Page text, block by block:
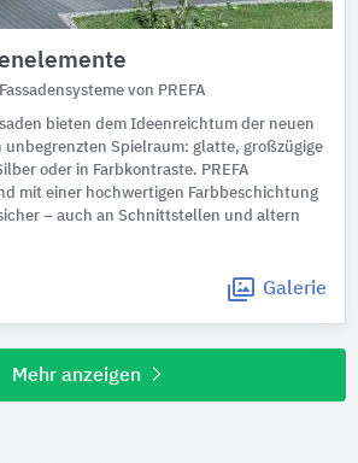
von PREFA
bieten dem Ideenreichtum der neuen
Spielraum: glatte, großzügige
oder in Farbkontraste. PREFA
mit einer hochwertigen Farbbeschichtung
– auch an Schnittstellen und altern
Galerie
Mehr anzeigen